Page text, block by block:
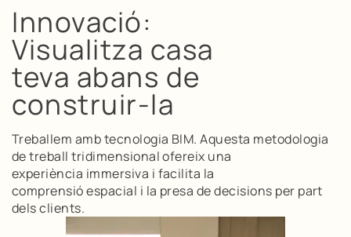
Innovació:
Visualitza casa
teva abans de
construir-la
Treballem amb tecnologia BIM. Aquesta metodologia
de treball tridimensional ofereix una
experiència immersiva i facilita la
comprensió espacial i la presa de decisions per part
dels clients.